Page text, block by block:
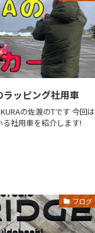
ッピング社用車
の佐渡のTです 今回は
る社用車を紹介します!
ブログ